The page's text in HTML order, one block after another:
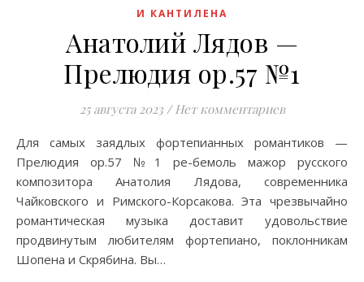
И КАНТИЛЕНА
Анатолий Лядов —
Прелюдия op.57 №1
25 августа 2023 / Нет комментариев
Для самых заядлых фортепианных романтиков —
Прелюдия op.57 №1 ре-бемоль мажор русского
композитора Анатолия Лядова, современника
Чайковского и Римского-Корсакова. Эта чрезвычайно
романтическая музыка доставит удовольствие
продвинутым любителям фортепиано, поклонникам
Шопена и Скрябина. Вы…